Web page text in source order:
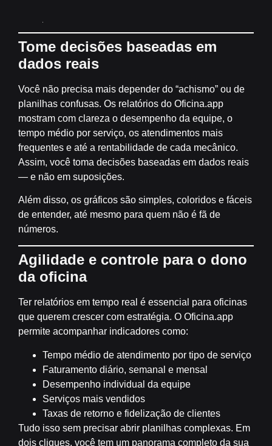
Tome decisões baseadas em
dados reais
Você não precisa mais depender do “achismo” ou de
planilhas confusas. Os relatórios do Oficina.app
mostram com clareza o desempenho da equipe, o
tempo médio por serviço, os atendimentos mais
frequentes e até a rentabilidade de cada mecânico.
Assim, você toma decisões baseadas em dados reais
— e não em suposições.
Além disso, os gráficos são simples, coloridos e fáceis
de entender, até mesmo para quem não é fã de
números.
Agilidade e controle para o dono
da oficina
Ter relatórios em tempo real é essencial para oficinas
que querem crescer com estratégia. O Oficina.app
permite acompanhar indicadores como:
Tempo médio de atendimento por tipo de serviço
Faturamento diário, semanal e mensal
Desempenho individual da equipe
Serviços mais vendidos
Taxas de retorno e fidelização de clientes
Tudo isso sem precisar abrir planilhas complexas. Em
dois cliques, você tem um panorama completo da sua